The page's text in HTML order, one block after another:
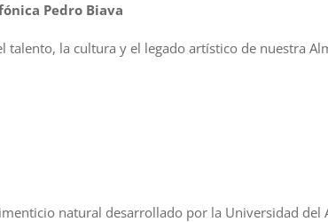
Pedro Biava
talento, la cultura y el legado artístico de nuestra
natural desarrollado por la Universidad del